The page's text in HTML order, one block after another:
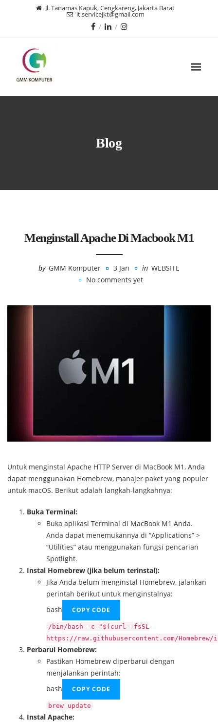
Jl. Tanamas Kapuk, Cengkareng, Jakarta Barat
it.servicejkt@gmail.com
Blog
Menginstall Apache Di Macbook M1
by GMM Komputer 3 Jan in WEBSITE
No comments yet
Untuk menginstal Apache HTTP Server di MacBook M1, Anda
dapat menggunakan Homebrew, manajer paket yang populer
untuk macOS. Berikut adalah langkah-langkahnya:
Buka Terminal:
Buka aplikasi Terminal di MacBook M1 Anda.
Anda dapat menemukannya di “Applications” >
“Utilities” atau menggunakan fungsi pencarian
Spotlight.
Instal Homebrew (jika belum terinstal):
Jika Anda belum menginstal Homebrew, jalankan
perintah berikut untuk menginstalnya:
bash
COPY CODE
/bin/bash -c " $(curl -fsSL
https://raw.githubusercontent.com/
Perbarui Homebrew:
Pastikan Homebrew diperbarui dengan
menjalankan perintah:
bash
COPY CODE
brew update
Instal Apache: